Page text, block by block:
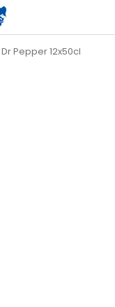
Dr Pepper 12x50cl